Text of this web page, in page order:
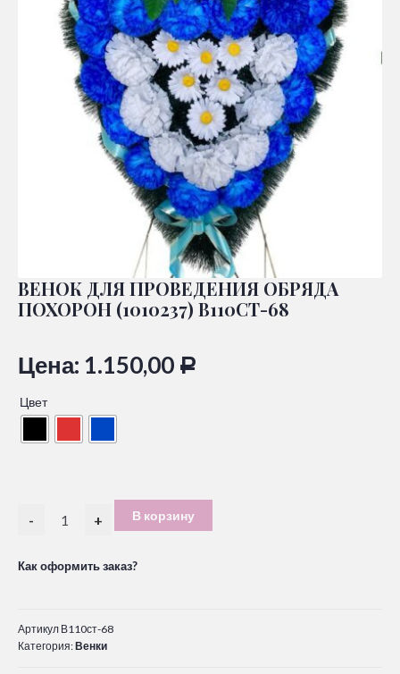
ВЕНОК ДЛЯ ПРОВЕДЕНИЯ ОБРЯДА
ПОХОРОН (1010237) В110СТ-68
Цена: 1.150,00 Р
Цвет
- + В корзину
Как оформить заказ?
Артикул В110ст-68
Категория:Венки